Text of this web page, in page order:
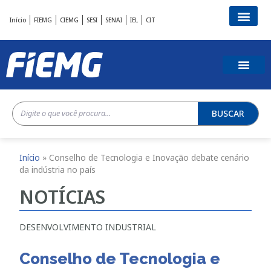
Início FIEMG CIEMG SESI SENAI IEL CIT
BUSCAR
Início » Conselho de Tecnologia e Inovação debate cenário
da indústria no país
NOTÍCIAS
DESENVOLVIMENTO INDUSTRIAL
Conselho de Tecnologia e